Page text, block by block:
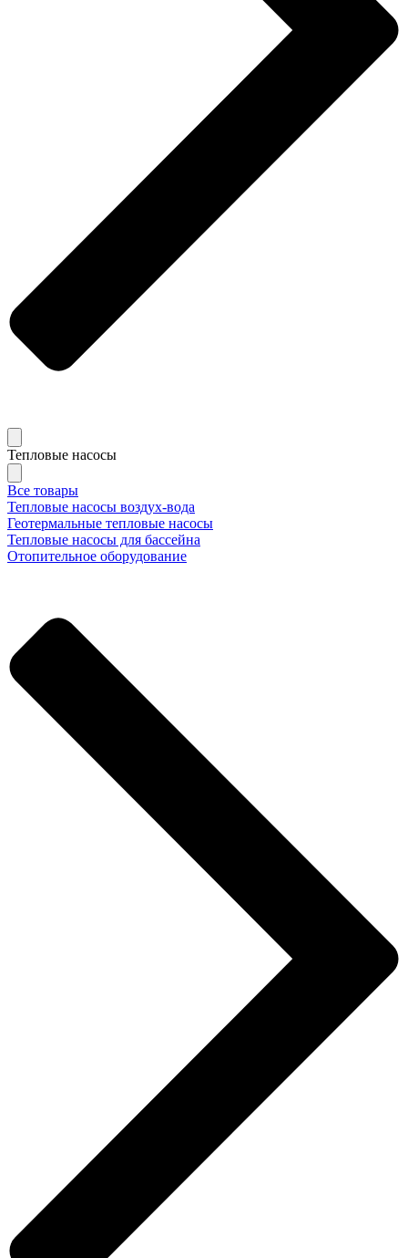
Тепловые насосы
Все товары
Тепловые насосы воздух-вода
Геотермальные тепловые насосы
Тепловые насосы для бассейна
Отопительное оборудование